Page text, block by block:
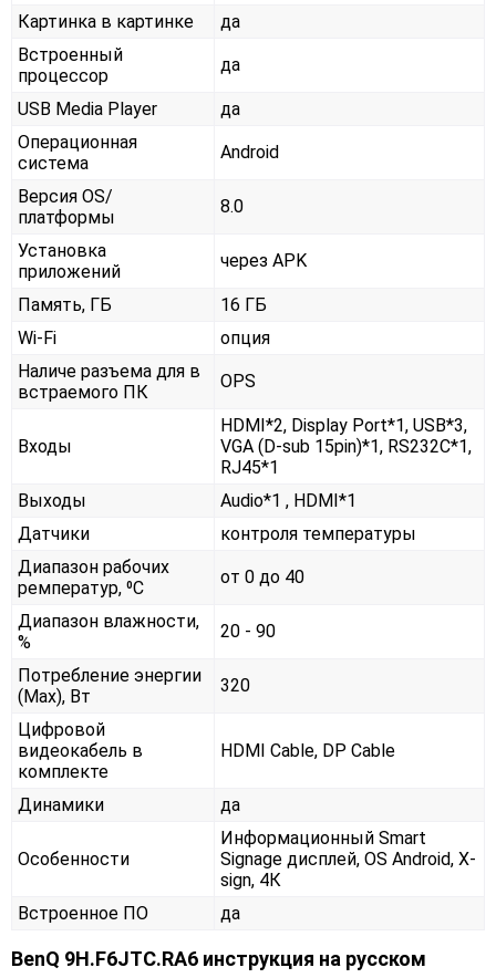
Картинка в картинке
да
Встроенный
процессор
да
USB Media Player
да
Операционная
система
Android
Версия OS/
платформы
8.0
Установка
приложений
через APK
Память, ГБ
16 ГБ
Wi-Fi
опция
Наличе разъема для в
встраемого ПК
OPS
Входы
HDMI*2, Display Port*1, USB*3,
VGA (D-sub 15pin)*1, RS232С*1,
RJ45*1
Выходы
Audio*1 , HDMI*1
Датчики
контроля температуры
Диапазон рабочих
ремператур, ⁰С
от 0 до 40
Диапазон влажности,
%
20 - 90
Потребление энергии
(Max), Вт
320
Цифровой
видеокабель в
комплекте
HDMI Cable, DP Cable
Динамики да
Особенности
Информационный Smart
Signage дисплей, OS Android, X-
sign, 4К
Встроенное ПО
да
BenQ 9H.F6JTC.RA6 инструкция на русском